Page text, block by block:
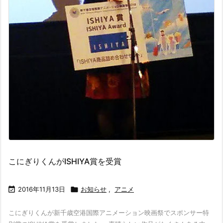
こにぎりくんがISHIYA賞を受賞
 2016年11月13日  お知らせ , アニメ
こにぎりくんが新千歳空港国際アニメーション映画祭でスポンサー特